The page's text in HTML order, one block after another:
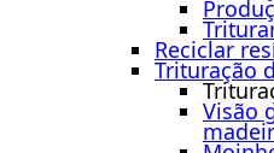
Reciclar
Trituração
Visão